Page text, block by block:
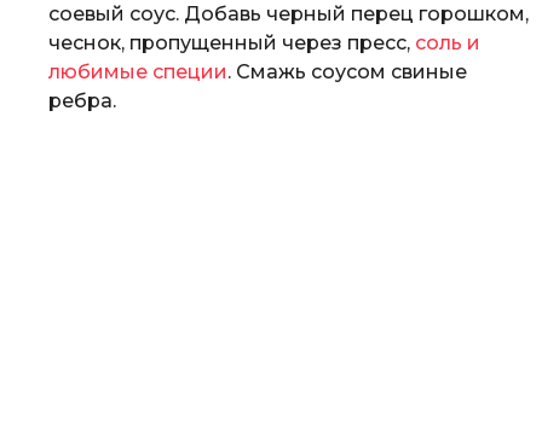
соевый соус. Добавь черный перец горошком,
чеснок, пропущенный через пресс, соль и
любимые специи. Смажь соусом свиные
ребра.